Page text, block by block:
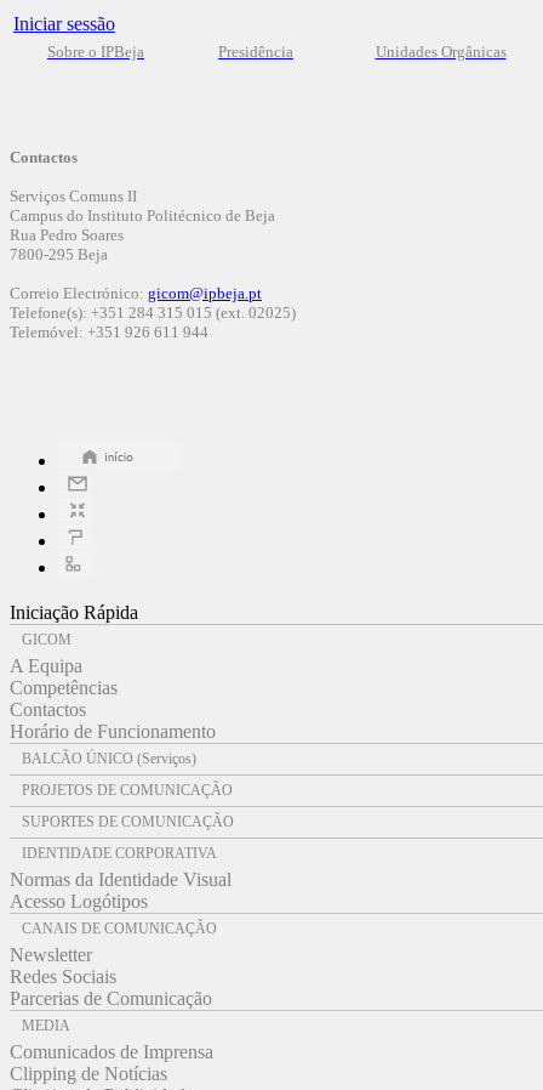
Iniciar sessão
Sobre o IPBeja Presidência Unidades Orgânicas
Contactos
Serviços Comuns II
Campus do Instituto Politécnico de Beja
Rua Pedro Soares
7800-295 Beja
Correio Electrónico: gicom@ipbeja.pt
Telefone(s): +351 284 315 015 (ext. 02025)
Telemóvel: +351 926 611 944
Iniciação Rápida
GICOM
A Equipa
Competências
Contactos
Horário de Funcionamento
BALCÃO ÚNICO (Serviços)
PROJETOS DE COMUNICAÇÃO
SUPORTES DE COMUNICAÇÃO
IDENTIDADE CORPORATIVA
Normas da Identidade Visual
Acesso Logótipos
CANAIS DE COMUNICAÇÃO
Newsletter
Redes Sociais
Parcerias de Comunicação
MEDIA
Comunicados de Imprensa
Clipping de Notícias